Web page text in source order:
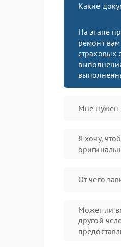
Какие
На этапе
ремонт
страховых
Мне нужен
Я хочу,
От чего
Может ли
другой